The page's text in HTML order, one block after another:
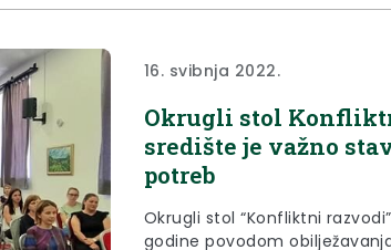
16. svibnja 2022.
Okrugli stol
središte je važno
potreb
Okrugli stol “Konfliktni
godine povodom